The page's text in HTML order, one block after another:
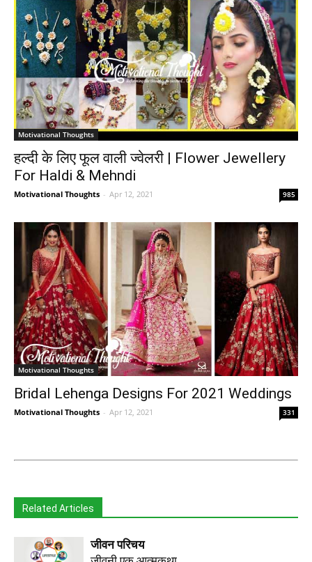
Motivational Thoughts
हल्दी के लिए फूल वाली ज्वेलरी | Flower Jewellery
For Haldi & Mehndi
Motivational Thoughts - Apr 12, 2021 985
Motivational Thoughts
Bridal Lehenga Designs For 2021 Weddings
Motivational Thoughts - Apr 12, 2021 331
Related Articles
जीवन परिचय